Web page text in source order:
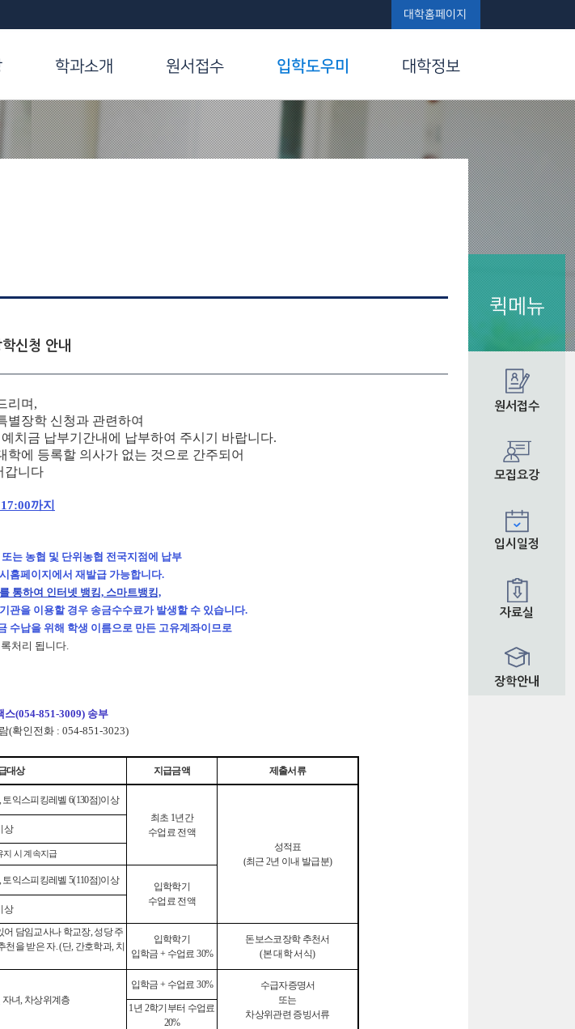
대학홈페이지
학과소개 원서접수 입학도우미 대학정보
퀵메뉴
원서접수
모집요강
입시일정
자료실
장학안내
신청 안내
리며,
별장학 신청과 관련하여
치금 납부기간내에 납부하여 주시기 바랍니다.
학에 등록할 의사가 없는 것으로 간주되어
갑니다
까지
는 농협 및 단위농협 전국지점에 납부
홈페이지에서 재발급 가능합니다.
통하여 인터넷 뱅킹, 스마트뱅킹,
관을 이용할 경우 송금수수료가 발생할 수 있습니다.
수납을 위해 학생 이름으로 만든 고유계좌이므로
처리 됩니다.
스(054-851-3009) 송부
확인전화 : 054-851-3023)
대상 지급금액 제출서류
, 토익스피킹레벨 6(130점)이상
최초 1년간
수업료 전액
성적표
(최근 2년 이내 발급분)
상
지 시 계속지급
, 토익스피킹레벨 5(110점)이상
입학학기
수업료 전액
상
어 담임교사나 학교장,성당 주
천을 받은 자. (단, 간호학과, 치
입학학기
입학금+ 수업료30%
돈보스코장학 추천서
(본 대학 서식)
자녀, 차상위계층
입학금+ 수업료30%
수급자증명서
또는
차상위관련 증빙서류
1년 2학기부터 수업료
20%